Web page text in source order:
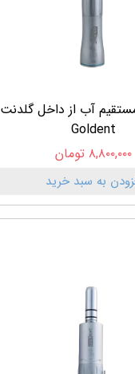
آب از داخل گلدنت
Goldent
۸,۸۰۰,۰۰۰ تومان
به سبد خرید